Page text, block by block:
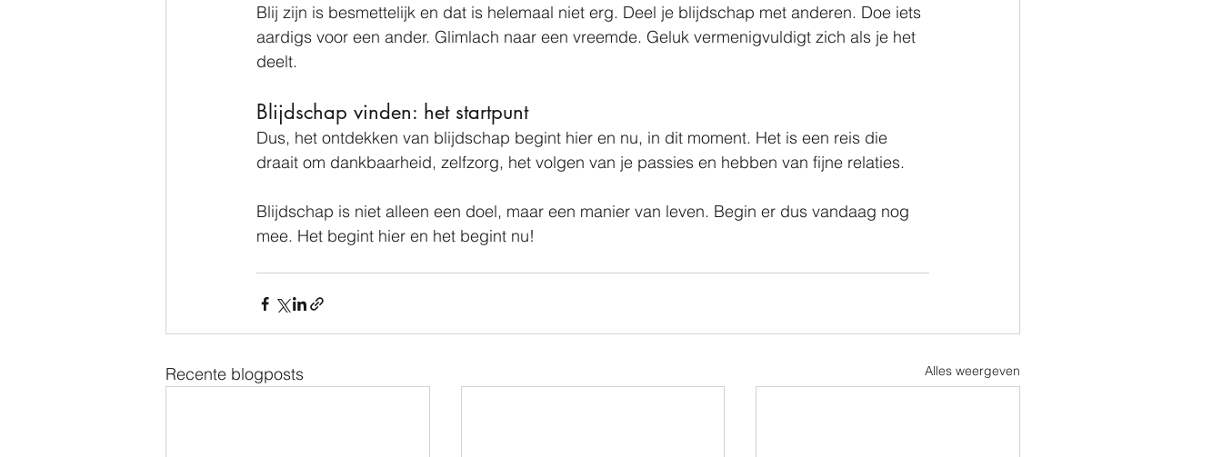
Blij zijn is besmettelijk en dat is helemaal niet erg. Deel je blijdschap met anderen. Doe iets
aardigs voor een ander. Glimlach naar een vreemde. Geluk vermenigvuldigt zich als je het
deelt.
Blijdschap vinden: het startpunt
Dus, het ontdekken van blijdschap begint hier en nu, in dit moment. Het is een reis die
draait om dankbaarheid, zelfzorg, het volgen van je passies en hebben van fijne relaties.
Blijdschap is niet alleen een doel, maar een manier van leven. Begin er dus vandaag nog
mee. Het begint hier en het begint nu!
Recente blogposts Alles weergeven